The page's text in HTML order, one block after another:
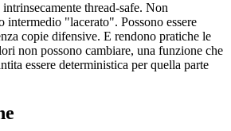
thread-safe. Non
intermedio "lacerato". Possono essere
copie difensive. E rendono pratiche le
non possono cambiare, una funzione che
essere deterministica per quella parte